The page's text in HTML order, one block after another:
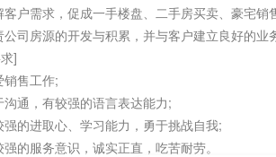
客户需求，促成一手楼盘、二手房买卖、豪宅销
司房源的开发与积累，并与客户建立良好的业
]
销售工作;
沟通，有较强的语言表达能力;
强的进取心、学习能力，勇于挑战自我;
的服务意识，诚实正直，吃苦耐劳。